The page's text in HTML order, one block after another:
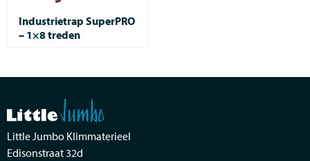
Industrietrap SuperPRO
– 1×8 treden
Little Jumbo Klimmaterieel
Edisonstraat 32d